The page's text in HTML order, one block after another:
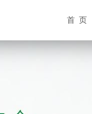
首 页